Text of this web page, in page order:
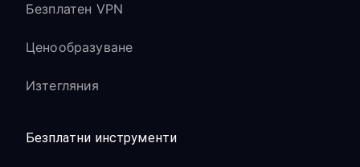
Безплатен VPN
Ценообразуване
Изтегляния
Безплатни инструменти